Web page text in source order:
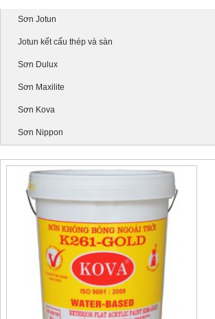
Sơn Jotun
Jotun kết cấu thép và sàn
Sơn Dulux
Sơn Maxilite
Sơn Kova
Sơn Nippon